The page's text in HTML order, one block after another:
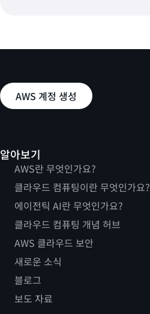
AWS 계정 생성
알아보기
AWS란 무엇인가요?
클라우드 컴퓨팅이란 무엇인가요?
에이전틱 AI란 무엇인가요?
클라우드 컴퓨팅 개념 허브
AWS 클라우드 보안
새로운 소식
블로그
보도 자료